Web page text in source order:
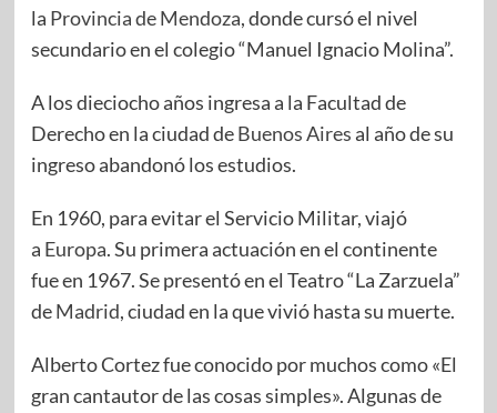
la Provincia de Mendoza, donde cursó el nivel
secundario en el colegio “Manuel Ignacio Molina”.
A los dieciocho años ingresa a la Facultad de
Derecho en la ciudad deBuenos Airesal año de su
ingreso abandonó los estudios.
En 1960, para evitar el Servicio Militar, viajó
a Europa. Su primera actuación en el continente
fue en 1967. Se presentó en el Teatro “La Zarzuela”
deMadrid, ciudad en la que vivió hasta su muerte.​
Alberto Cortez fue conocido por muchos como «El
gran cantautor de las cosas simples». Algunas de